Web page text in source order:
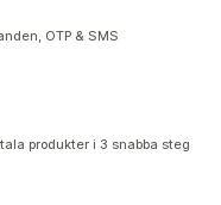
OTP & SMS
produkter i 3 snabba steg